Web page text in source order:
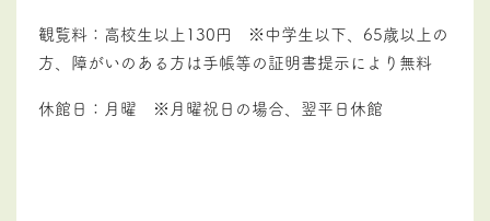
観覧料：高校生以上130円 ※中学生以下、65歳以上の
方、障がいのある方は手帳等の証明書提示により無料
休館日：月曜 ※月曜祝日の場合、翌平日休館